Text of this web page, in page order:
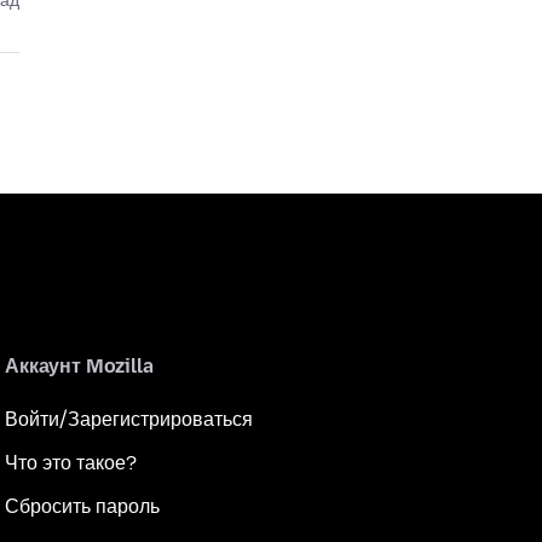
Аккаунт Mozilla
Войти/Зарегистрироваться
Что это такое?
Сбросить пароль